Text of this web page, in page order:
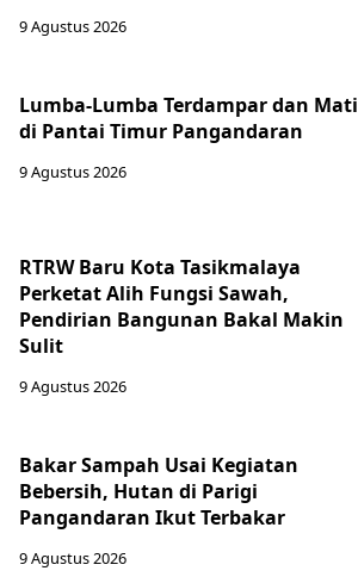
9 Agustus 2026
Lumba-Lumba Terdampar dan Mati
di Pantai Timur Pangandaran
9 Agustus 2026
RTRW Baru Kota Tasikmalaya
Perketat Alih Fungsi Sawah,
Pendirian Bangunan Bakal Makin
Sulit
9 Agustus 2026
Bakar Sampah Usai Kegiatan
Bebersih, Hutan di Parigi
Pangandaran Ikut Terbakar
9 Agustus 2026